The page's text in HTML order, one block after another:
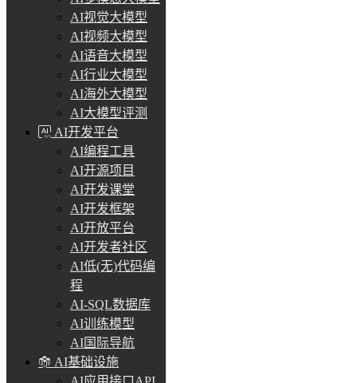
AI视觉大模型
AI视频大模型
AI语音大模型
AI行业大模型
AI海外大模型
AI大模型评测
AI开发平台
AI编程工具
AI开源项目
AI开发课堂
AI开发框架
AI开放平台
AI开发者社区
AI低(无)代码编
程
AI-SQL数据库
AI训练模型
AI国际导航
AI基础设施